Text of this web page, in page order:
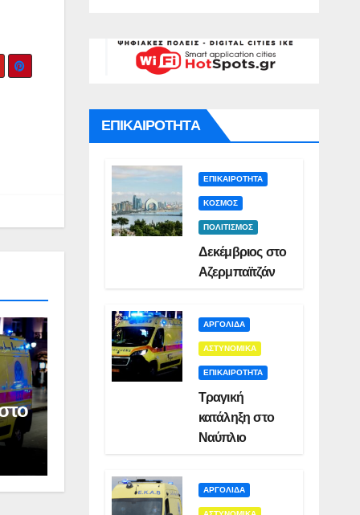
ΕΠΙΚΑΙΡΟΤΗΤΑ
ΕΠΙΚΑΙΡΟΤΗΤΑ
ΚΟΣΜΟΣ
ΠΟΛΙΤΙΣΜΟΣ
Δεκέμβριος στο
Αζερμπαϊτζάν
ΑΡΓΟΛΙΔΑ
ΑΣΤΥΝΟΜΙΚΑ
ΕΠΙΚΑΙΡΟΤΗΤΑ
Τραγική
κατάληξη στο
Ναύπλιο
ΑΡΓΟΛΙΔΑ